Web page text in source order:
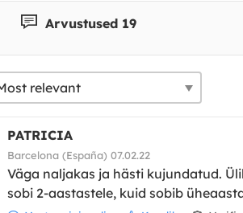
Arvustused 19
PATRICIA
Barcelona (España) 07.02.22
Väga naljakas ja hästi kujundatud.
sobi 2-aastastele, kuid sobib